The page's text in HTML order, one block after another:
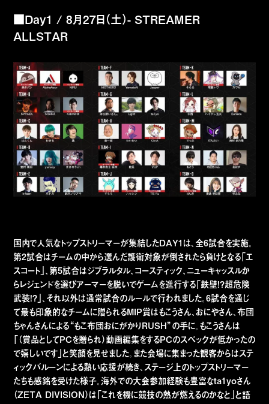
■Day1 / 8月27日（土）- STREAMER
ALLSTAR
国内で人気なトップストリーマーが集結したDAY1は、全6試合を実施。
第2試合はチームの中から選んだ護衛対象が倒されたら負けとなる「エ
スコート」、第5試合はジブラルタル、コースティック、ニューキャッスルか
らレジェンドを選びアーマーを脱いでゲームを進行する「鉄壁!?超危険
武装!?」、それ以外は通常試合のルールで行われました。6試合を通じ
て最も印象的なチームに贈られるMIP賞はもこうさん、おにやさん、布団
ちゃんさんによる“もこ布団おにがかりRUSH”の手に。もこうさんは
「（賞品としてPCを贈られ）動画編集をするPCのスペックが低かったの
で嬉しいです」と笑顔を見せました。また会場に集まった観客からはステ
ィックバルーンによる熱い応援が続き、ステージ上のトップストリーマー
たちも感銘を受けた様子。海外での大会参加経験も豊富なta1yoさん
（ZETA DIVISION）は「これを機に競技の熱が燃えるのかなと」と語